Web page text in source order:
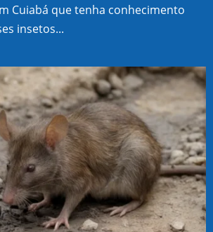
Cuiabá que tenha conhecimento
insetos...